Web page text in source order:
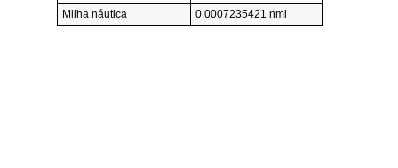
Milha náutica
0.0007235421 nmi